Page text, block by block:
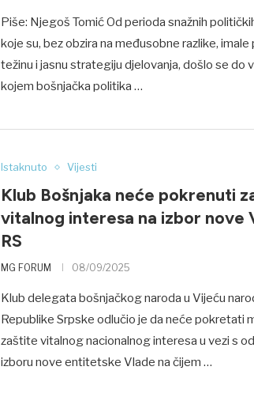
Piše: Njegoš Tomić Od perioda snažnih
koje su, bez obzira na međusobne razlike, imale
težinu i jasnu strategiju djelovanja, došlo se do
kojem bošnjačka politika …
Istaknuto Vijesti
Klub Bošnjaka neće pokrenuti
vitalnog interesa na izbor nove
RS
MG FORUM 08/09/2025
Klub delegata bošnjačkog naroda u Vijeću
Republike Srpske odlučio je da neće pokretati
zaštite vitalnog nacionalnog interesa u vezi s
izboru nove entitetske Vlade na čijem …